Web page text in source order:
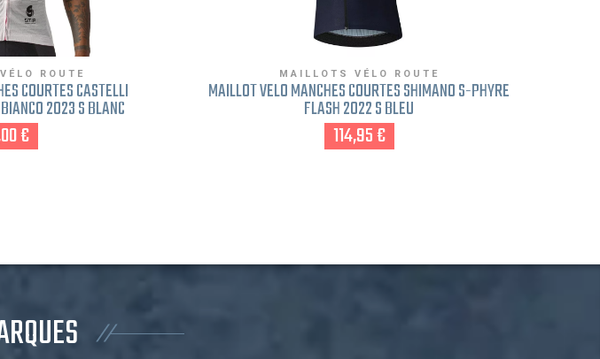
ROUTE
COURTES CASTELLI
2023 S BLANC
€
MAILLOTS VÉLO ROUTE
MAILLOT VÉLO MANCHES COURTES SHIMANO S-PHYRE
FLASH 2022 S BLEU
114,95 €